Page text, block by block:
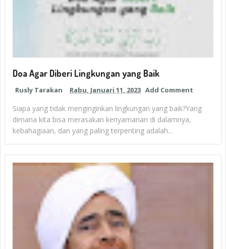
Doa Agar Diberi Lingkungan yang Baik
Rusly Tarakan Rabu, Januari 11, 2023 Add Comment
Siapa yang tidak menginginkan lingkungan yang baik?Yang
dimana kita bisa merasakan kenyamanan di dalamnya,
kebahagiaan, dan yang paling terpenting adalah...